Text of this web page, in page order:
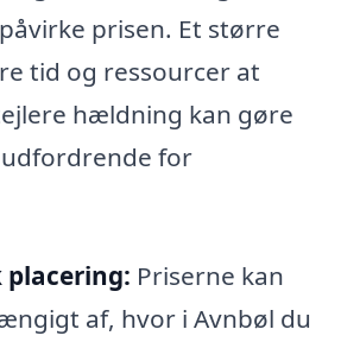
prisen. Et større
tid og ressourcer at
hældning kan gøre
for
placering: Priserne kan
af, hvor i Avnbøl du